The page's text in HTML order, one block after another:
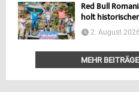
Red Bull
holt
2. August 2026
MEHR